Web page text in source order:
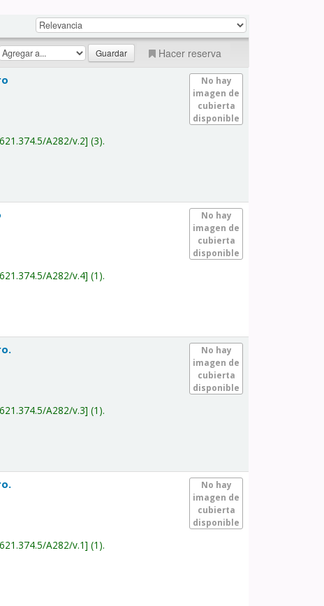
Hacer reserva
No hay
imagen de
cubierta
disponible
621.374.5/A282/v.2 (3).
No hay
imagen de
cubierta
disponible
621.374.5/A282/v.4 (1).
No hay
imagen de
cubierta
disponible
621.374.5/A282/v.3 (1).
No hay
imagen de
cubierta
disponible
621.374.5/A282/v.1 (1).